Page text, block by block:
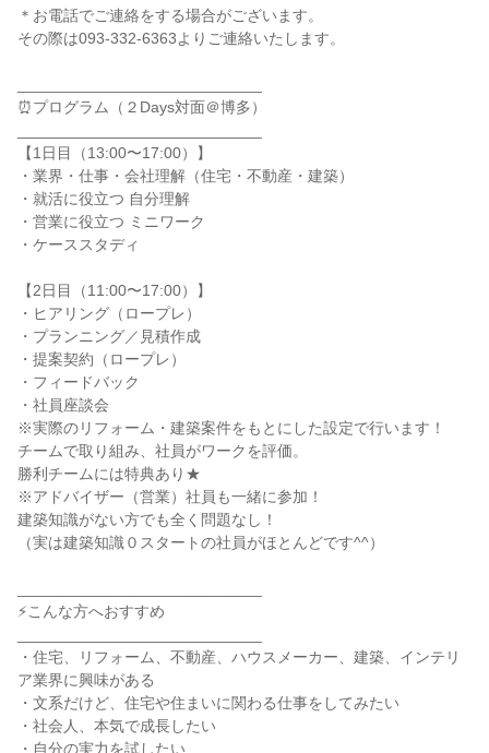
＊お電話でご連絡をする場合がございます。
その際は093-332-6363よりご連絡いたします。
⏰プログラム（２Days対面＠博多）
【1日目（13:00〜17:00）】
・業界・仕事・会社理解（住宅・不動産・建築）
・就活に役立つ 自分理解
・営業に役立つ ミニワーク
・ケーススタディ
【2日目（11:00〜17:00）】
・ヒアリング（ロープレ）
・プランニング／見積作成
・提案契約（ロープレ）
・フィードバック
・社員座談会
※実際のリフォーム・建築案件をもとにした設定で行います！
チームで取り組み、社員がワークを評価。
勝利チームには特典あり★
※アドバイザー（営業）社員も一緒に参加！
建築知識がない方でも全く問題なし！
（実は建築知識０スタートの社員がほとんどです^^）
⚡こんな方へおすすめ
・住宅、リフォーム、不動産、ハウスメーカー、建築、インテリ
ア業界に興味がある
・文系だけど、住宅や住まいに関わる仕事をしてみたい
・社会人、本気で成長したい
・自分の実力を試したい